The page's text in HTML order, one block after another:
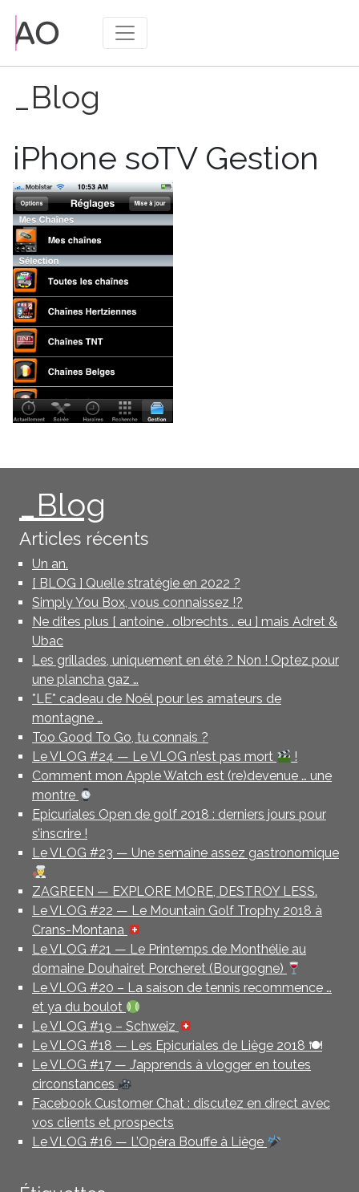
_Blog
Articles récents
Un an.
[ BLOG ] Quelle stratégie en 2022 ?
Simply You Box, vous connaissez !?
Ne dites plus [ antoine . olbrechts . eu ] mais Adret &
Ubac
Les grillades, uniquement en été ? Non ! Optez pour
une plancha gaz …
*LE* cadeau de Noël pour les amateurs de
montagne …
Too Good To Go, tu connais ?
Le VLOG #24 — Le VLOG n’est pas mort
!
Comment mon Apple Watch est (re)devenue … une
montre
Epicuriales Open de golf 2018 : derniers jours pour
s’inscrire !
Le VLOG #23 — Une semaine assez gastronomique
ZAGREEN — EXPLORE MORE, DESTROY LESS.
Le VLOG #22 — Le Mountain Golf Trophy 2018 à
Crans-Montana
Le VLOG #21 — Le Printemps de Monthélie au
domaine Douhairet Porcheret (Bourgogne)
Le VLOG #20 – La saison de tennis recommence …
et ya du boulot
Le VLOG #19 – Schweiz
Le VLOG #18 — Les Epicuriales de Liège 2018 🍽
Le VLOG #17 — J’apprends à vlogger en toutes
circonstances
Facebook Customer Chat : discutez en direct avec
vos clients et prospects
Le VLOG #16 — L’Opéra Bouffe à Liège
_Blog
leiPhone soTV Gestion